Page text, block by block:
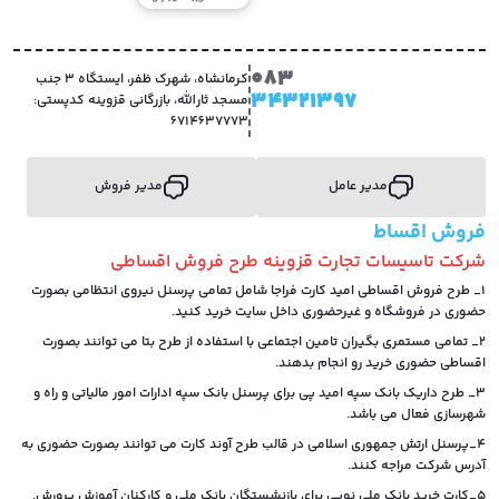
083
34321397
کرمانشاه، شهرک ظفر، ایستگاه 3 جنب
مسجد ثارالله، بازرگانی قزوینه کدپستی:
6714637773
مدیر عامل مدیر فروش
فروش اقساط
شرکت تاسیسات تجارت قزوینه طرح فروش اقساطی
1_ طرح فروش اقساطی امید کارت فراجا شامل تمامی پرسنل نیروی انتظامی بصورت
حضوری در فروشگاه و غیرحضوری داخل سایت خرید کنید.
2_ تمامی مستمری بگیران تامین اجتماعی با استفاده از طرح بتا می توانند بصورت
اقساطی حضوری خرید رو انجام بدهند.
3_ طرح داریک بانک سپه امید پی برای پرسنل بانک سپه ادارات امور مالیاتی و راه و
شهرسازی فعال می باشد.
4_پرسنل ارتش جمهوری اسلامی در قالب طرح آوند کارت می توانند بصورت حضوری به
آدرس شرکت مراجه کنند.